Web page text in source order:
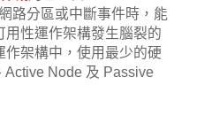
路分區或中斷事件時，能
用性運作架構發生腦裂的
作架構中，使用最少的硬
Node 及 Passive